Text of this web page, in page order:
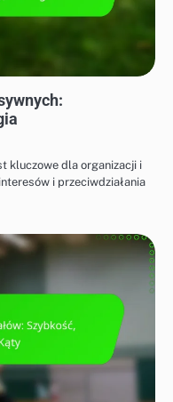
kluczowe dla organizacji i
i przeciwdziałania